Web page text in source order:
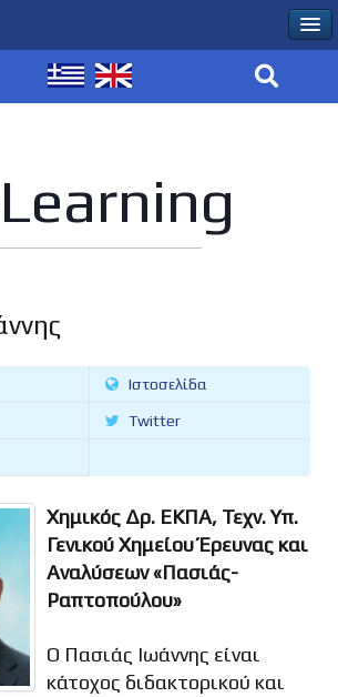
Ιστοσελίδα
Twitter
Χημικός Δρ. ΕΚΠΑ, Τεχν. Υπ.
Γενικού Χημείου Έρευνας και
Αναλύσεων «Πασιάς-
Ραπτοπούλου»
Ο Πασιάς Ιωάννης είναι
κάτοχος διδακτορικού και